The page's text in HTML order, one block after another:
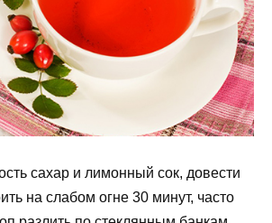
сахар и лимонный сок, довести
на слабом огне 30 минут, часто